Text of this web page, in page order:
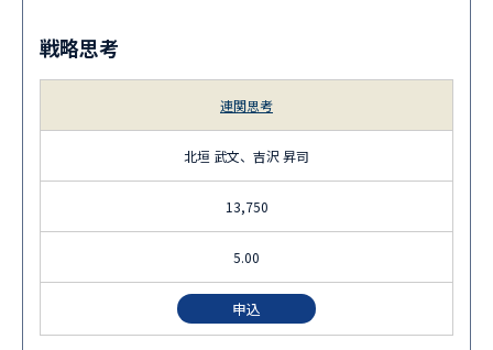
戦略思考
連関思考
北垣 武文、吉沢 昇司
13,750
5.00
申込